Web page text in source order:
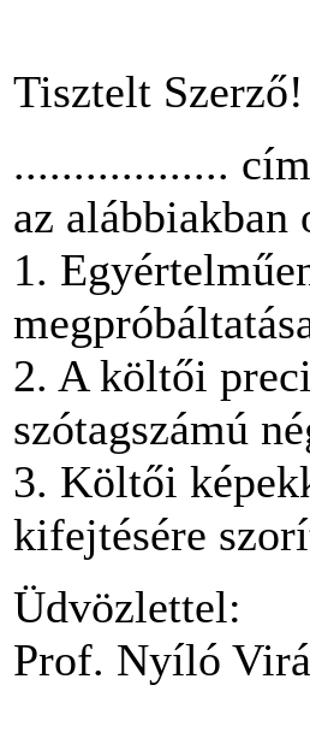
Tisztelt Szerző!
..................
az alábbiakban
1.
2. A költői
szótagszámú
3. Költői
kifejtésére
Üdvözlettel:
Prof. Nyíló